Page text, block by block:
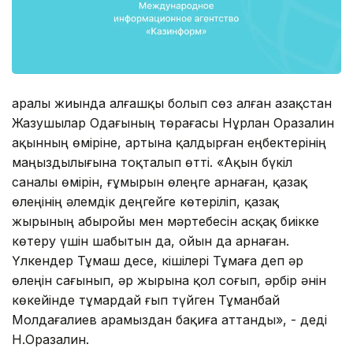
Қаралы жиында алғашқы болып сөз алған Қазақстан
Жазушылар Одағының төрағасы Нұрлан Оразалин
ақынның өміріне, артына қалдырған еңбектерінің
маңыздылығына тоқталып өтті. «Ақын бүкіл
саналы өмірін, ғұмырын өлеңге арнаған, қазақ
өлеңінің әлемдік деңгейге көтеріліп, қазақ
жырының абыройы мен мәртебесін асқақ биікке
көтеру үшін шабытын да, ойын да арнаған.
Үлкендер Тұмаш десе, кішілері Тұмаға деп әр
өлеңін сағынып, әр жырына қол соғып, әрбір әнін
көкейінде тұмардай ғып түйген Тұманбай
Молдағалиев арамыздан бақиға аттанды», - деді
Н.Оразалин.